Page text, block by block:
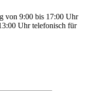
von 9:00 bis 17:00 Uhr
Uhr telefonisch für